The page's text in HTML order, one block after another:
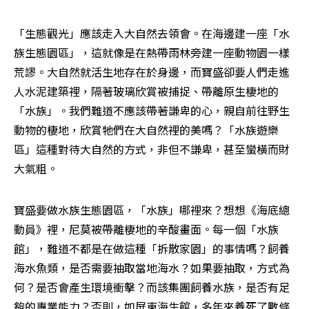
「生態觀光」應該走入大自然去領會。在海邊建一座「水
族生態園區」，這就像是在熱帶雨林旁建一座動物園一樣
荒謬。大自然就活生地存在於身邊，而寶盛卻要人們走進
人水泥建築裡，隔著玻璃欣賞被捕捉、帶離原生棲地的
「水族」。我們難道不應該帶著謙卑的心，親自前往野生
動物的棲地，欣賞牠們在大自然裡的美嗎？「水族遊樂
區」這種對待大自然的方式，非但不謙卑，甚至蠻橫而財
大氣粗。
寶盛要做水族生態園區，「水族」哪裡來？想想《海底總
動員》裡，尼莫被帶離棲地的辛酸畫面。每一個「水族
館」，難道不都是在做這種「拆散家園」的事情嗎？飼養
海水魚類，是否需要抽取當地海水？如果要抽取，方式為
何？是否會產生環境衝擊？而該集團飼養水族，是否有足